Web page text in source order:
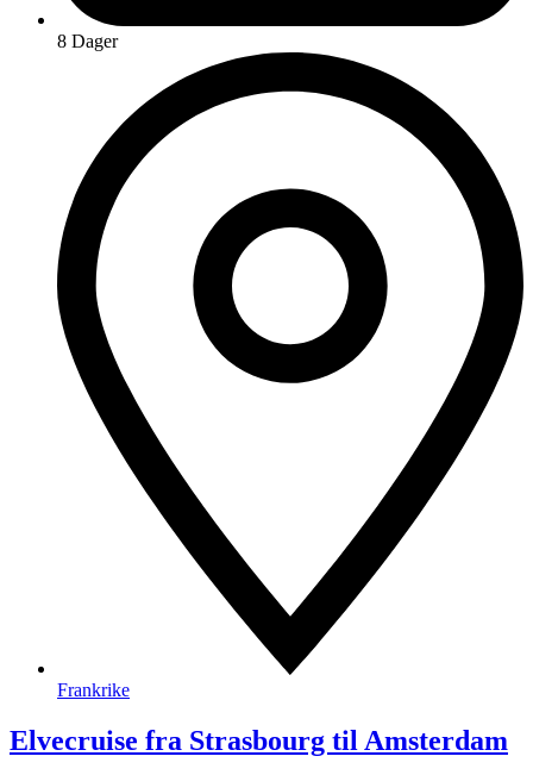
8 Dager
Frankrike
Elvecruise fra Strasbourg til Amsterdam